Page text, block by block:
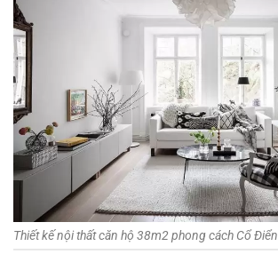
Thiết kế nội thất căn hộ 38m2 phong cách Cổ Điển